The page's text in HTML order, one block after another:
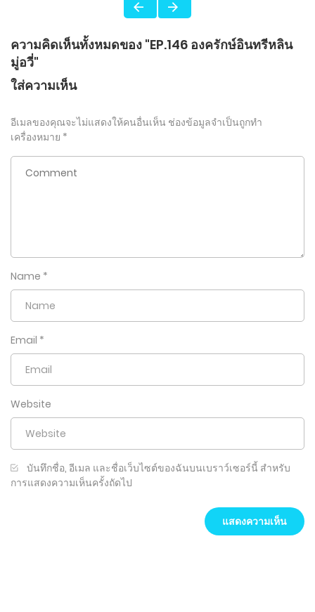
ความคิดเห็นทั้งหมดของ "EP.146 องครักษ์อินทรีหลิน
มู่อวี่"
ใส่ความเห็น
อีเมลของคุณจะไม่แสดงให้คนอื่นเห็น ช่องข้อมูลจำเป็นถูกทำ
เครื่องหมาย *
Name *
Email *
Website
บันทึกชื่อ, อีเมล และชื่อเว็บไซต์ของฉันบนเบราว์เซอร์นี้ สำหรับ
การแสดงความเห็นครั้งถัดไป